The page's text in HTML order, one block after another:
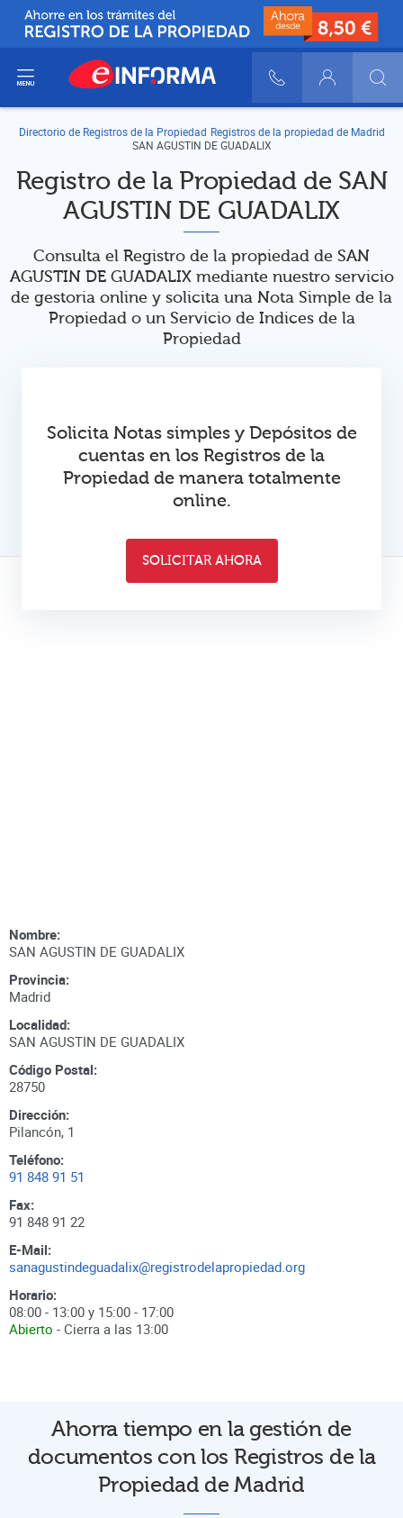
900 10 30 20
Login
del menú
Directorio de Registros de la Propiedad Registros de la propiedad de Madrid
SAN AGUSTIN DE GUADALIX
Registro de la Propiedad de SAN
AGUSTIN DE GUADALIX
Consulta el Registro de la propiedad de SAN
AGUSTIN DE GUADALIX mediante nuestro servicio
de gestoria online y solicita una Nota Simple de la
Propiedad o un Servicio de Indices de la
Propiedad
Solicita Notas simples y Depósitos de
cuentas en los Registros de la
Propiedad de manera totalmente
online.
SOLICITAR AHORA
Nombre:
SAN AGUSTIN DE GUADALIX
Provincia:
Madrid
Localidad:
SAN AGUSTIN DE GUADALIX
Código Postal:
28750
Dirección:
Pilancón, 1
Teléfono:
91 848 91 51
Fax:
91 848 91 22
E-Mail:
sanagustindeguadalix@registrodelapropiedad.org
Horario:
08:00 - 13:00 y 15:00 - 17:00
Abierto - Cierra a las 13:00
Ahorra tiempo en la gestión de
documentos con los Registros de la
Propiedad de Madrid